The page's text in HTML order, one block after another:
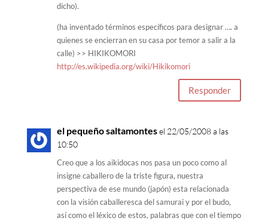
dicho).
(ha inventado términos específicos para designar …. a
quienes se encierran en su casa por temor a salir a la
calle) >> HIKIKOMORI
http://es.wikipedia.org/wiki/Hikikomori
Responder
el pequeño saltamontesel 22/05/2008 a las
10:50
Creo que a los aikidocas nos pasa un poco como al
insigne caballero de la triste figura, nuestra
perspectiva de ese mundo (japón) esta relacionada
con la visión caballeresca del samurai y por el budo,
así como el léxico de estos, palabras que con el tiempo